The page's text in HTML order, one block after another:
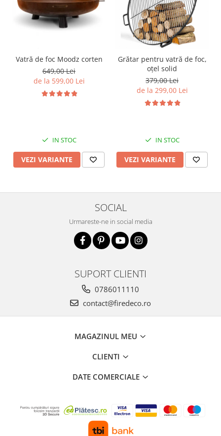
Vatră de foc Moodz corten
649,00 Lei
de la 599,00 Lei
IN STOC
VEZI VARIANTE
Grătar pentru vatră de foc,
oțel solid
379,00 Lei
de la 299,00 Lei
IN STOC
VEZI VARIANTE
SOCIAL
Urmareste-ne in social media
SUPORT CLIENTI
0786011110
contact@firedeco.ro
MAGAZINUL MEU
CLIENTI
DATE COMERCIALE